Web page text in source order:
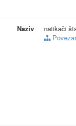
Naziv
natikači